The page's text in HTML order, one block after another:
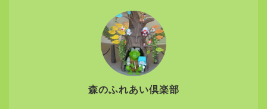
森のふれあい倶楽部